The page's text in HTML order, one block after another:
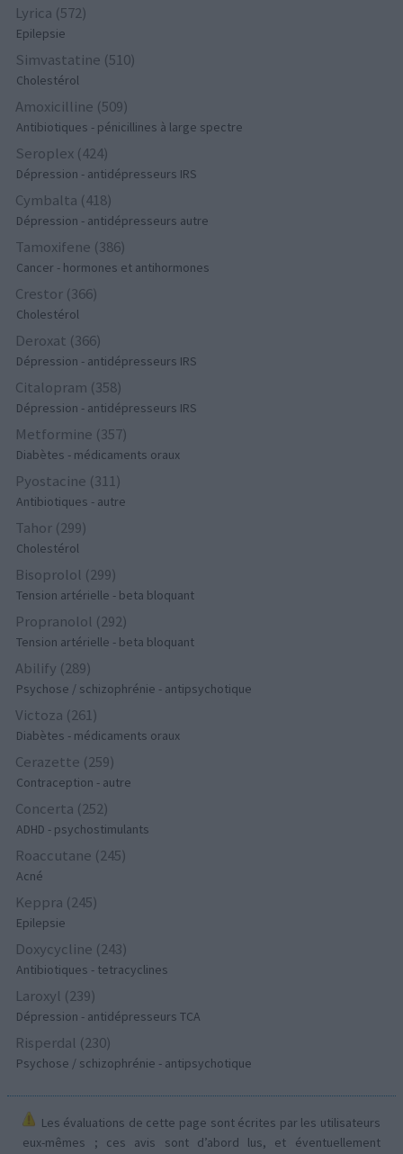
Lyrica (572)
Epilepsie
Simvastatine (510)
Cholestérol
Amoxicilline (509)
Antibiotiques - pénicillines à large spectre
Seroplex (424)
Dépression - antidépresseurs IRS
Cymbalta (418)
Dépression - antidépresseurs autre
Tamoxifene (386)
Cancer - hormones et antihormones
Crestor (366)
Cholestérol
Deroxat (366)
Dépression - antidépresseurs IRS
Citalopram (358)
Dépression - antidépresseurs IRS
Metformine (357)
Diabètes - médicaments oraux
Pyostacine (311)
Antibiotiques - autre
Tahor (299)
Cholestérol
Bisoprolol (299)
Tension artérielle - beta bloquant
Propranolol (292)
Tension artérielle - beta bloquant
Abilify (289)
Psychose / schizophrénie - antipsychotique
Victoza (261)
Diabètes - médicaments oraux
Cerazette (259)
Contraception - autre
Concerta (252)
ADHD - psychostimulants
Roaccutane (245)
Acné
Keppra (245)
Epilepsie
Doxycycline (243)
Antibiotiques - tetracyclines
Laroxyl (239)
Dépression - antidépresseurs TCA
Risperdal (230)
Psychose / schizophrénie - antipsychotique
Les évaluations de cette page sont écrites par les utilisateurs
eux-mêmes ; ces avis sont d’abord lus, et éventuellement